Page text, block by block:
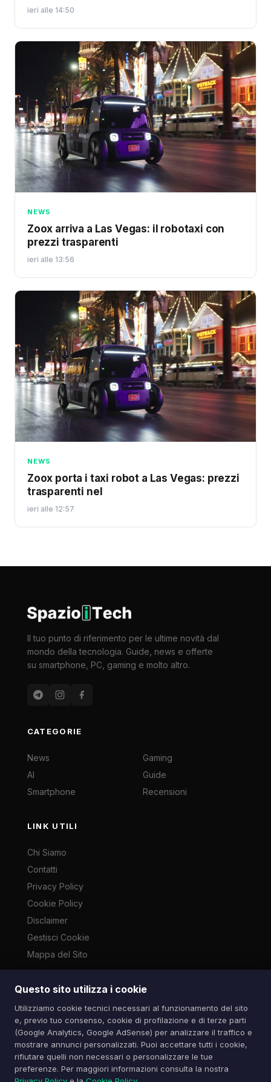
Questo sito utilizza i cookie
Utilizziamo cookie tecnici necessari al funzionamento del sito
e, previo tuo consenso, cookie di profilazione e di terze parti
(Google Analytics, Google AdSense) per analizzare il traffico e
mostrare annunci personalizzati. Puoi accettare tutti i cookie,
rifiutare quelli non necessari o personalizzare le tue
preferenze. Per maggiori informazioni consulta la nostra
ieri alle 14:50
NEWS
Zoox arriva a Las Vegas: il robotaxi con
prezzi trasparenti
ieri alle 13:56
NEWS
Zoox porta i taxi robot a Las Vegas: prezzi
trasparenti nel
ieri alle 12:57
Il tuo punto di riferimento per le ultime novità dal
mondo della tecnologia. Guide, news e offerte
su smartphone, PC, gaming e molto altro.
CATEGORIE
News
AI
Smartphone
Gaming
Guide
Recensioni
LINK UTILI
Chi Siamo
Contatti
Privacy Policy
Cookie Policy
Disclaimer
Gestisci Cookie
Mappa del Sito
Le immagini presenti su questo sito sono di proprietà dei
cronaca ai sensi dell'art. 70 L. 633/1941. Contatti:
info@spazioitech.it
© 2026 Spazio iTech — Seven Trade SRLS — P.IVA: